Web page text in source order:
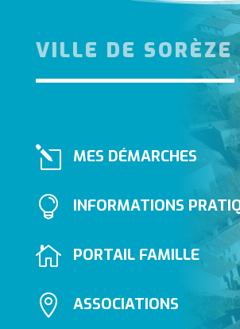
VILLE DE SORÈZE
l MES DÉMARCHES
 INFORMATIONS
 PORTAIL FAMILLE
 ASSOCIATIONS